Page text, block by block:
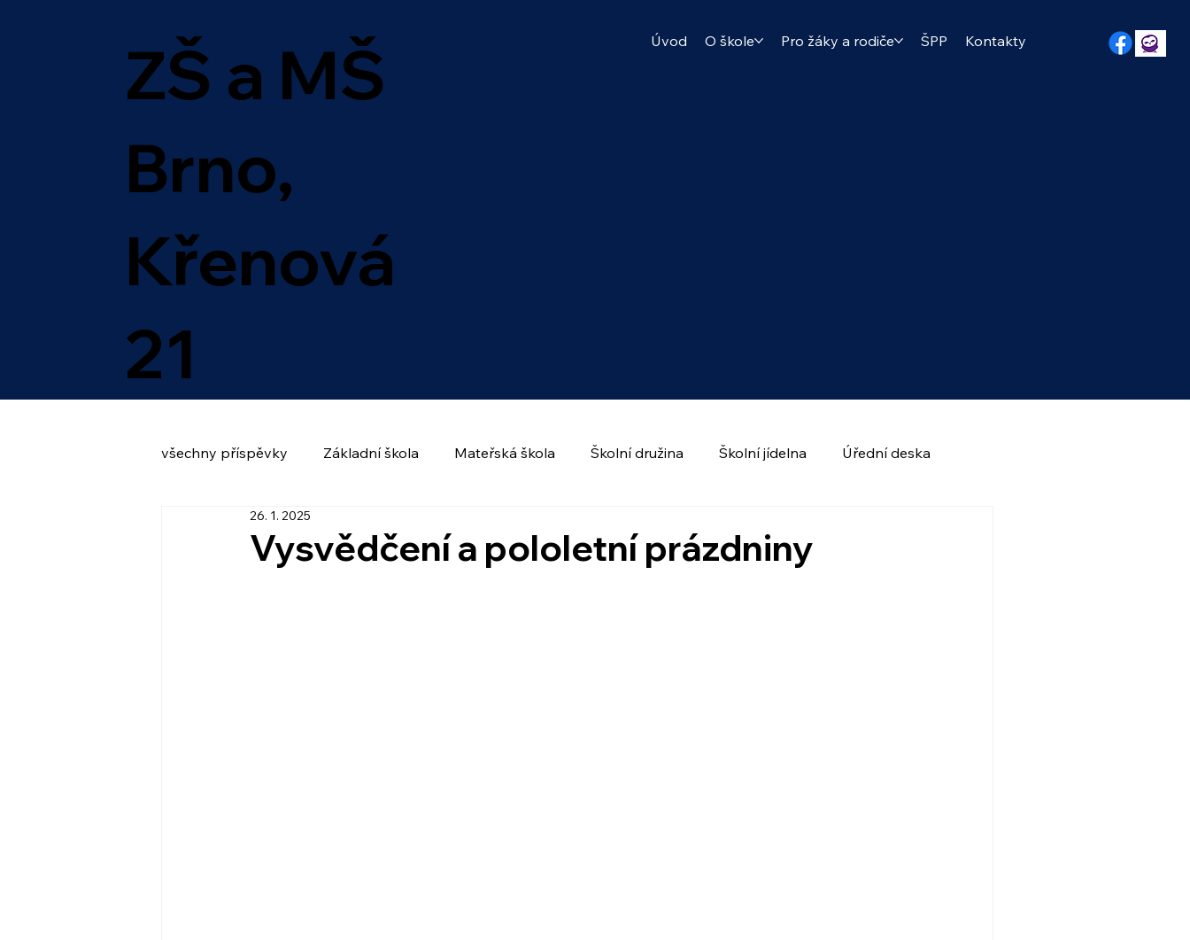
ZŠ a MŠ
Brno,
Křenová
21
Úvod O škole Pro žáky a rodiče ŠPP Kontakty
všechny příspěvky Základní škola Mateřská škola Školní družina Školní jídelna Úřední deska
Vysvědčení a pololetní prázdniny
26. 1. 2025